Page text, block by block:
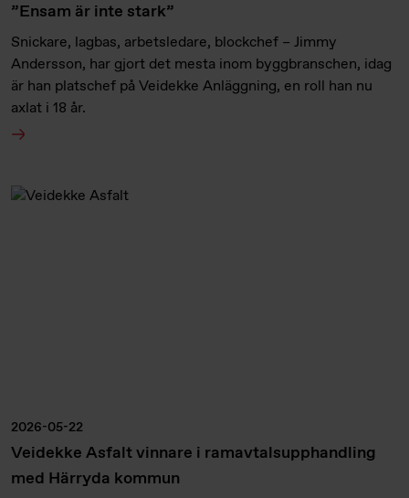
”Ensam är inte stark”
Snickare, lagbas, arbetsledare, blockchef – Jimmy
Andersson, har gjort det mesta inom byggbranschen, idag
är han platschef på Veidekke Anläggning, en roll han nu
axlat i 18 år.
2026-05-22
Veidekke Asfalt vinnare i ramavtalsupphandling
med Härryda kommun